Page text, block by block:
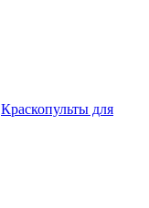
Краскопульты для